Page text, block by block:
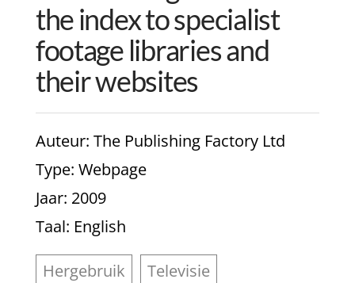
the index to specialist
footage libraries and
their websites
Auteur: The Publishing Factory Ltd
Type: Webpage
Jaar: 2009
Taal: English
Hergebruik Televisie